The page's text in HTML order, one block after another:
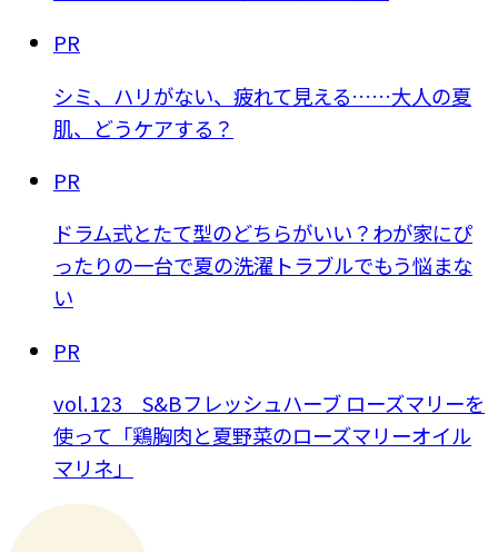
PR
シミ、ハリがない、疲れて見える……大人の夏
肌、どうケアする？
PR
ドラム式とたて型のどちらがいい？わが家にぴ
ったりの一台で夏の洗濯トラブルでもう悩まな
い
PR
vol.123 S&Bフレッシュハーブ ローズマリーを
使って「鶏胸肉と夏野菜のローズマリーオイル
マリネ」